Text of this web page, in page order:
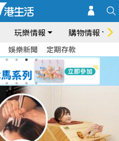
玩樂情報 購物情報
娛樂新聞 定期存款